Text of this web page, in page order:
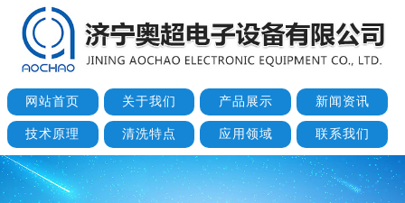
网站首页 关于我们 产品展示 新闻资讯
技术原理 清洗特点 应用领域 联系我们